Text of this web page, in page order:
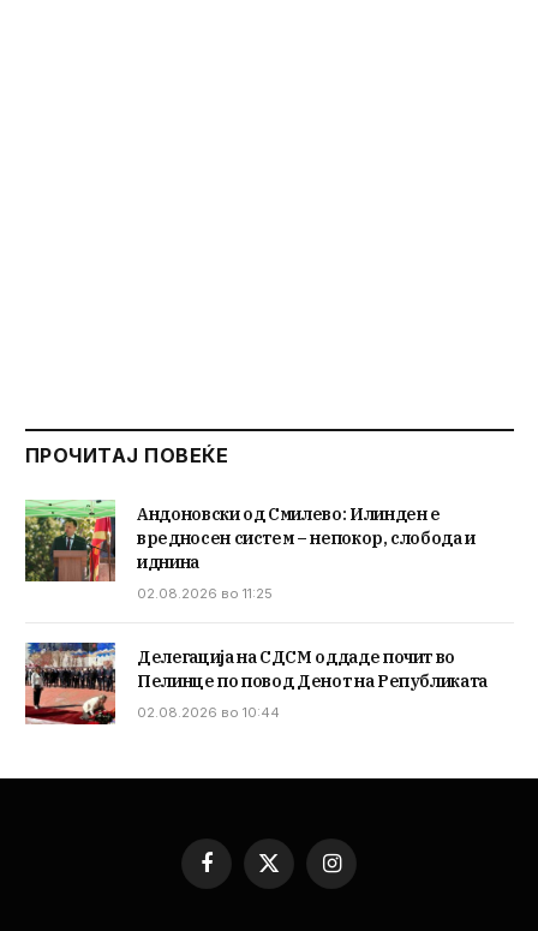
ПРОЧИТАЈ ПОВЕЌЕ
Андоновски од Смилево: Илинден е
вредносен систем – непокор, слобода и
иднина
02.08.2026 во 11:25
Делегација на СДСМ оддаде почит во
Пелинце по повод Денот на Републиката
02.08.2026 во 10:44
Facebook
X
(Twitter)
Instagram